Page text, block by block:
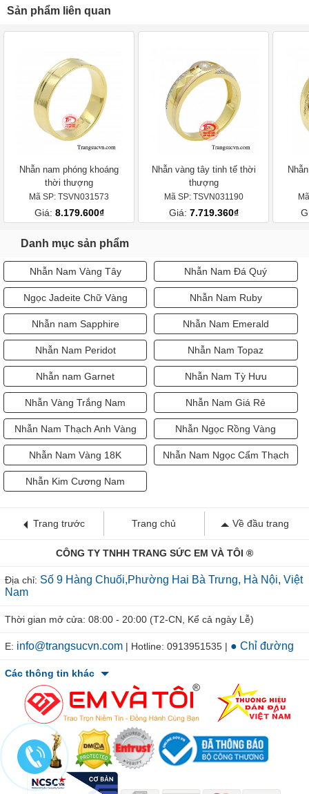
Sản phẩm liên quan
Nhẫn nam phóng khoáng
thời thượng
Mã SP: TSVN031573
Giá: 8.179.600₫
Nhẫn vàng tây tinh tế thời
thượng
Mã SP: TSVN031190
Giá: 7.719.360₫
Danh mục sản phẩm
Nhẫn Nam Vàng Tây Nhẫn Nam Đá Quý
Ngọc Jadeite Chữ Vàng Nhẫn Nam Ruby
Nhẫn nam Sapphire Nhẫn Nam Emerald
Nhẫn Nam Peridot Nhẫn Nam Topaz
Nhẫn nam Garnet Nhẫn Nam Tỳ Hưu
Nhẫn Vàng Trắng Nam Nhẫn Nam Giá Rẻ
Nhẫn Nam Thạch Anh Vàng Nhẫn Ngọc Rồng Vàng
Nhẫn Nam Vàng 18K Nhẫn Nam Ngọc Cẩm Thạch
Nhẫn Kim Cương Nam
Trang trước Trang chủ Về đầu trang
CÔNG TY TNHH TRANG SỨC EM VÀ TÔI ®
Địa chỉ: Số 9 Hàng Chuối,Phường Hai Bà Trưng, Hà Nội, Việt
Nam
Thời gian mở cửa: 08:00 - 20:00 (T2-CN, Kể cả ngày Lễ)
E: info@trangsucvn.com | Hotline: 0913951535 | ● Chỉ đường
Các thông tin khác